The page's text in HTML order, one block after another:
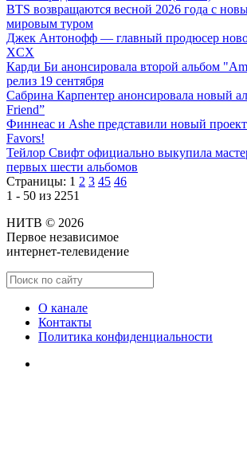
BTS возвращаются весной 2026 года с
мировым туром
Джек Антонофф — главный продюсер
XCX
Карди Би анонсировала второй альбом
релиз 19 сентября
Сабрина Карпентер анонсировала новый
Friend”
Финнеас и Ashe представили новый
Favors!
Тейлор Свифт официально выкупила
первых шести альбомов
Страницы: 1 2 3 45 46
1 - 50 из 2251
НИТВ © 2026
Первое независимое
интернет-телевидение
О канале
Контакты
Политика конфиденциальности